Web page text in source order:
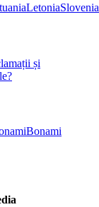
LetoniaSlovenia
și
Bonami